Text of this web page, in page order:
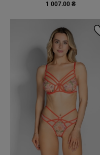
1 007.00 ₴